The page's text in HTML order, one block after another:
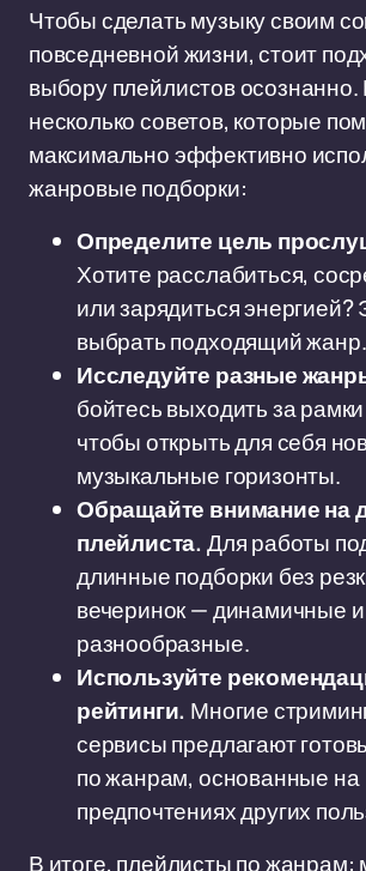
Чтобы сделать музыку своим
повседневной жизни, стоит
выбору плейлистов осознанно.
несколько советов, которые
максимально эффективно
жанровые подборки:
Определите цель
Хотите расслабиться,
или зарядиться
выбрать подходящий жанр.
Исследуйте разные
бойтесь выходить за
чтобы открыть для себя
музыкальные горизонты.
Обращайте внимание на
плейлиста. Для работы
длинные подборки без
вечеринок — динамичные и
разнообразные.
Используйте
рейтинги. Многие
сервисы предлагают
по жанрам, основанные на
предпочтениях других
В итоге, плейлисты по жанрам: